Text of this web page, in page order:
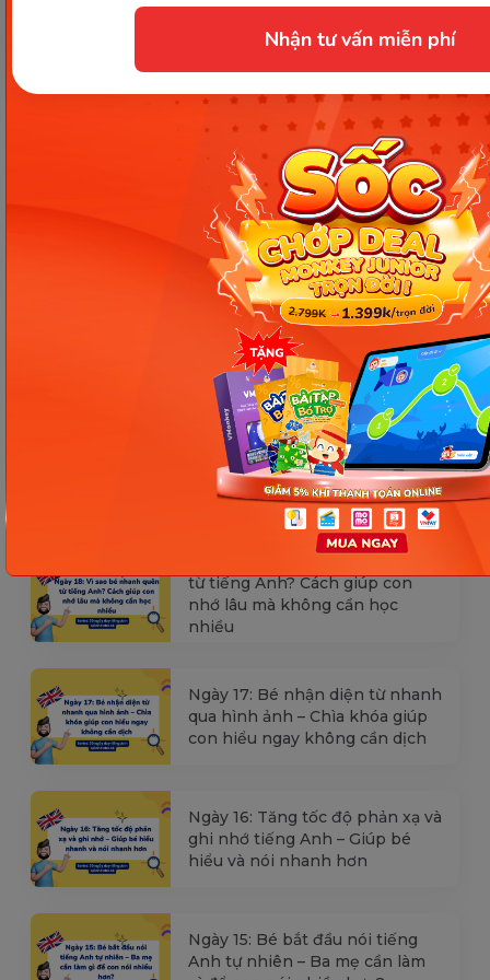
Nhận tư vấn miễn phí
mục đích tham khảo và có thể thay đổi mà
không cần báo trước. Quý khách vui lòng
kiểm tra lại qua các kênh chính thức hoặc liên
hệ trực tiếp với đơn vị liên quan để nắm bắt
tình hình thực tế.
Các Bài Viết Mới Nhất
[Thảo luận] Cơn thịnh nộ (ăn
vạ) của trẻ | Kỷ luật tích cực #17
từ tiếng Anh? Cách giúp con
nhớ lâu mà không cần học
nhiều
Ngày 17: Bé nhận diện từ nhanh
qua hình ảnh – Chìa khóa giúp
con hiểu ngay không cần dịch
Ngày 16: Tăng tốc độ phản xạ và
ghi nhớ tiếng Anh – Giúp bé
hiểu và nói nhanh hơn
Ngày 15: Bé bắt đầu nói tiếng
Anh tự nhiên – Ba mẹ cần làm